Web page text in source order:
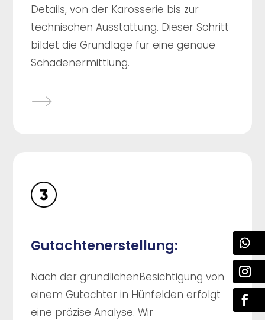
Details, von der Karosserie bis zur
technischen Ausstattung. Dieser Schritt
bildet die Grundlage für eine genaue
Schadenermittlung.
Gutachtenerstellung:
Nach der gründlichenBesichtigung von
einem Gutachter in Hünfelden erfolgt
eine präzise Analyse. Wir